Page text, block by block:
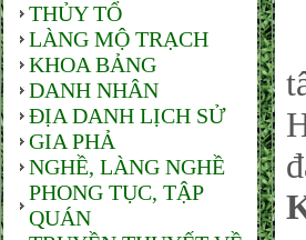
THỦY TỔ
LÀNG MỘ TRẠCH
KHOA BẢNG
DANH NHÂN
ĐỊA DANH LỊCH SỬ
GIA PHẢ
NGHỀ, LÀNG NGHỀ
PHONG TỤC, TẬP
QUÁN